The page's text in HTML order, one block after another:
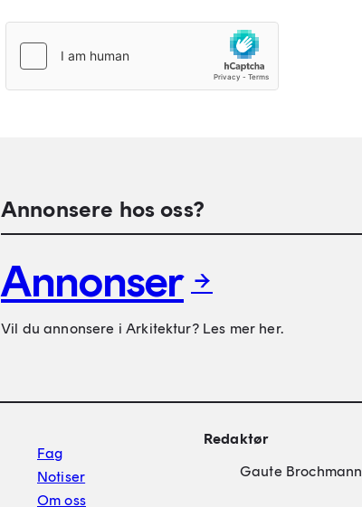
Annonsere hos oss?
Annonser
Vil du annonsere i Arkitektur? Les mer her.
Fag
Notiser
Om oss
Redaktør
Gaute Brochmann